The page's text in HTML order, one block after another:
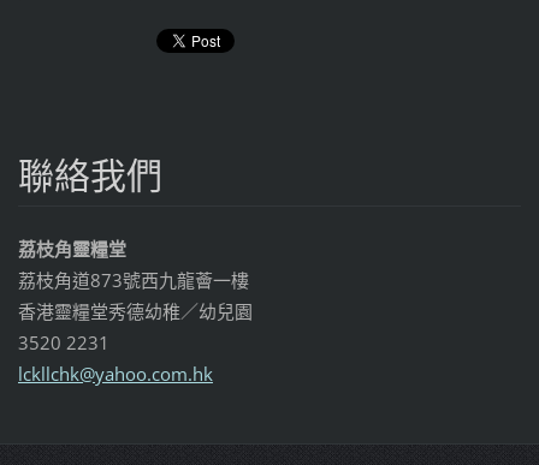
聯絡我們
荔枝角靈糧堂
荔枝角道873號西九龍薈一樓
香港靈糧堂秀德幼稚／幼兒園
3520 2231
lckllchk@yahoo.com.hk